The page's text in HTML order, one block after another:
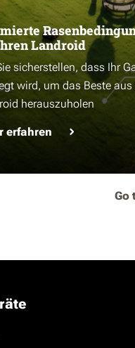
Landroid
sicherstellen, dass Ihr
wird, um das Beste aus
herauszuholen
erfahren
Go